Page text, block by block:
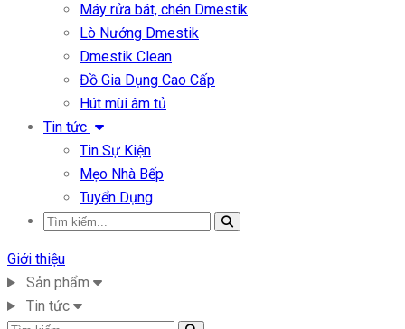
Máy rửa bát, chén Dmestik
Lò Nướng Dmestik
Dmestik Clean
Đồ Gia Dụng Cao Cấp
Hút mùi âm tủ
Tin tức
Tin Sự Kiện
Mẹo Nhà Bếp
Tuyển Dụng
Giới thiệu
Sản phẩm
Tin tức